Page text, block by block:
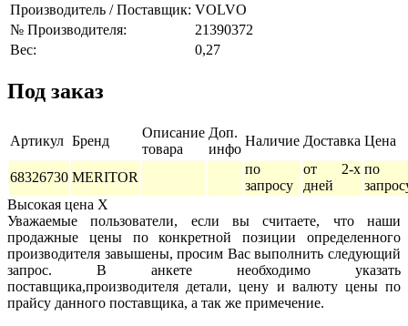
Производитель / Поставщик: VOLVO
№ Производителя:
21390372
Вес:
0,27
Под заказ
Артикул Бренд
Описание
товара
Доп.
инфо
Наличие Доставка Цена
68326730 MERITOR
по
запросу
от 2-х
дней
по
Высокая цена X
Уважаемые пользователи, если вы считаете, что наши
продажные цены по конкретной позиции определенного
производителя завышены, просим Вас выполнить следующий
запрос. В анкете необходимо указать
поставщика,производителя детали, цену и валюту цены по
прайсу данного поставщика, а так же примечение.